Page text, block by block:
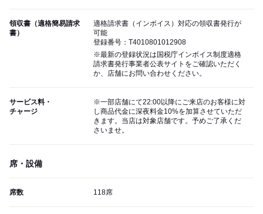
領収書（適格簡易請求
書）
適格請求書（インボイス）対応の領収書発行が
可能
登録番号：T4010801012908
※最新の登録状況は国税庁インボイス制度適格
請求書発行事業者公表サイトをご確認いただく
か、店舗にお問い合わせください。
サービス料・
チャージ
※一部店舗にて22:00以降にご来店のお客様に対
し商品代金に深夜料金10%を加算させていただ
きます。当店は対象店舗です。予めご了承くだ
さいませ。
席・設備
席数 118席